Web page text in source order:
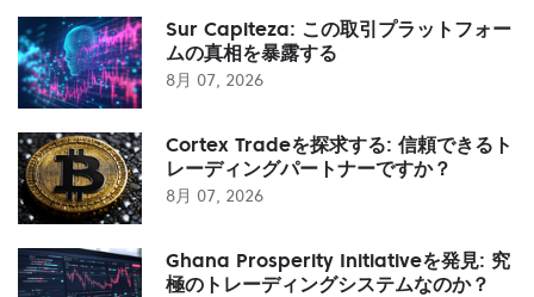
Sur Capiteza: この取引プラットフォー
ムの真相を暴露する
8月 07, 2026
Cortex Tradeを探求する: 信頼できるト
レーディングパートナーですか？
8月 07, 2026
Ghana Prosperity Initiativeを発見: 究
極のトレーディングシステムなのか？